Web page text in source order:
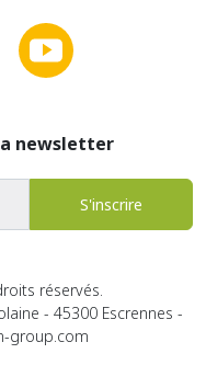
newsletter
S'inscrire
réservés.
- 45300 Escrennes -
group.com